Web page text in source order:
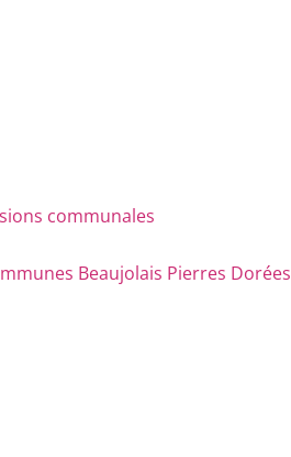
communales
Beaujolais Pierres Dorées